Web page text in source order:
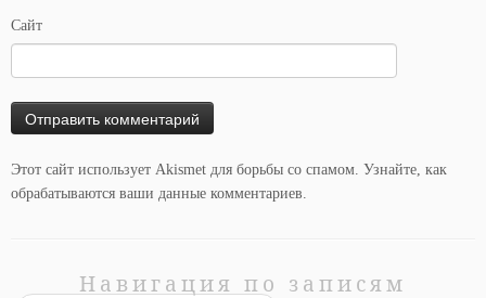
Сайт
Этот сайт использует Akismet для борьбы со спамом. Узнайте, как
обрабатываются ваши данные комментариев
Навигация по записям